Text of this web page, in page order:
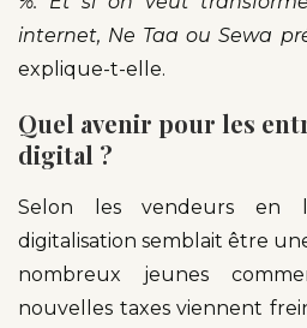
internet, Ne Taa ou Sewa
explique-t-elle.
Quel avenir pour les
digital ?
Selon les vendeurs en
digitalisation semblait être
nombreux jeunes
nouvelles taxes viennent